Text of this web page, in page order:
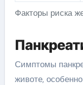
Факторы риска
Симптомы
животе,